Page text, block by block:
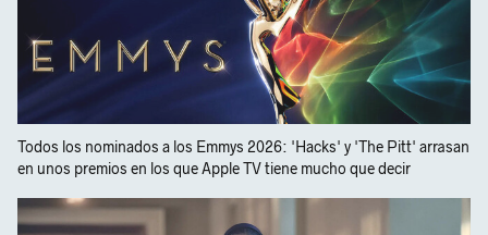
Todos los nominados a los Emmys 2026: 'Hacks' y 'The Pitt' arrasan
en unos premios en los que Apple TV tiene mucho que decir